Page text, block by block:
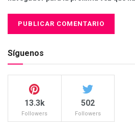
Síguenos
13.3k
Followers
502
Followers